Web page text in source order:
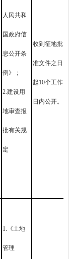
人民共和
国政府信
息公开条
例》；
2.建设用
地审查报
批有关规
定
收到征地批
准文件之日
起10个工作
日内公开。
1.《土地
管理